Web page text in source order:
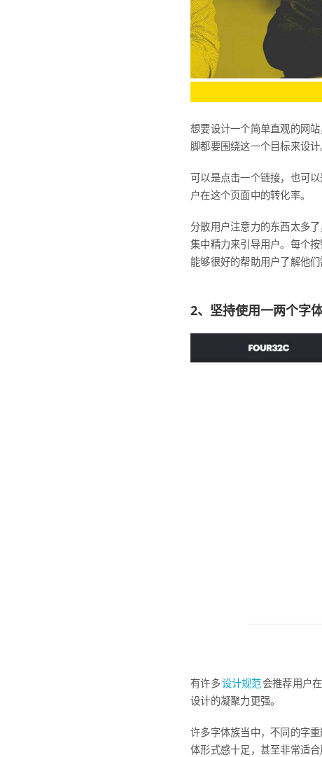
想要设计一个简单直观的网
脚都要围绕这一个目标来设计
可以是点击一个链接，也可
户在这个页面中的转化率。
分散用户注意力的东西太多
集中精力来引导用户。每个
能够很好的帮助用户了解他
2、坚持使用一两个字
有许多设计规范会推荐用户
设计的凝聚力更强。
许多字体族当中，不同的字
体形式感十足，甚至非常适合